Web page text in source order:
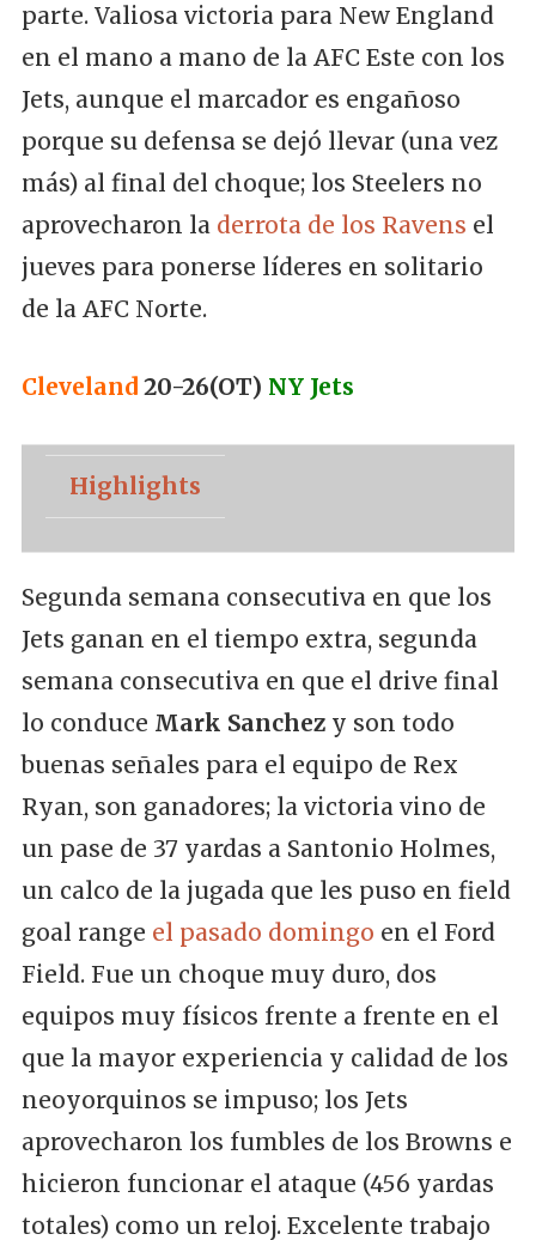
parte. Valiosa victoria para New England
en el mano a mano de la AFC Este con los
Jets, aunque el marcador es engañoso
porque su defensa se dejó llevar (una vez
más) al final del choque; los Steelers no
aprovecharon la derrota de los Ravens el
jueves para ponerse líderes en solitario
de la AFC Norte.
Cleveland20-26(OT) NY Jets
Highlights
Segunda semana consecutiva en que los
Jets ganan en el tiempo extra, segunda
semana consecutiva en que el drive final
lo conduce Mark Sanchezy son todo
buenas señales para el equipo de Rex
Ryan, son ganadores; la victoria vino de
un pase de 37 yardas a Santonio Holmes,
un calco de la jugada que les puso en field
goal range el pasado domingo en el Ford
Field. Fue un choque muy duro, dos
equipos muy físicos frente a frente en el
que la mayor experiencia y calidad de los
neoyorquinos se impuso; los Jets
aprovecharon los fumbles de los Browns e
hicieron funcionar el ataque (456 yardas
totales) como un reloj. Excelente trabajo